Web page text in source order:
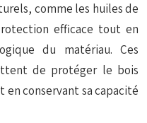
comme les huiles de
efficace tout en
du matériau. Ces
de protéger le bois
conservant sa capacité